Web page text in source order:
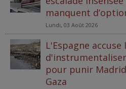
manquent
Lundi, 03 Août 2026
L'Espagne accuse
pour punir
Gaza